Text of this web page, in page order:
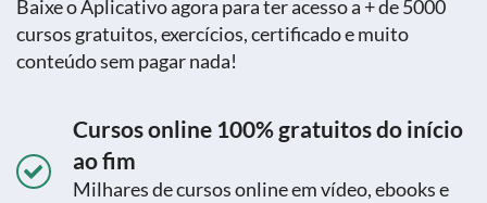
Baixe o Aplicativo agora para ter acesso a + de 5000
cursos gratuitos, exercícios, certificado e muito
conteúdo sem pagar nada!
Cursos online 100% gratuitos do início
ao fim
Milhares de cursos online em vídeo, ebooks e